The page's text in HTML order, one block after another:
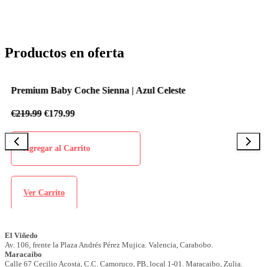
Productos en oferta
Premium Baby Coche Sienna | Azul Celeste
219.99 €179.99
Agregar al Carrito
Ver Carrito